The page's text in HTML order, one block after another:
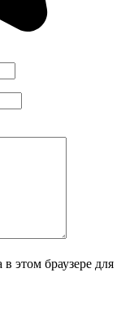
этом браузере для